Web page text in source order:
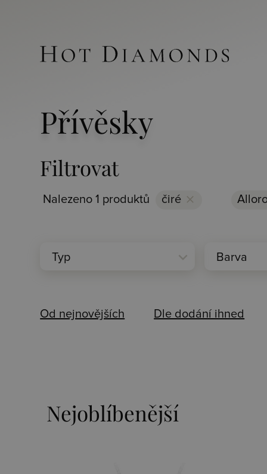
Přívěsky
Filtrovat
Nalezeno 1 produktů čiré clear
expand_more
Typ Barva
Od nejnovějších Dle dodání ihned
Nejoblíbenější